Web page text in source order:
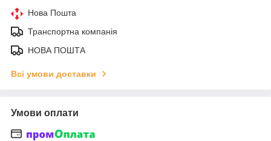
Нова Пошта
Транспортна компанія
НОВА ПОШТА
Всі умови доставки
Умови оплати